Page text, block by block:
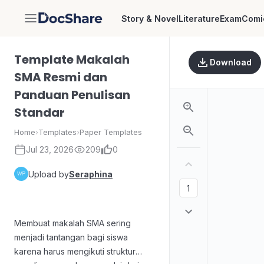
DocShare Story & NovelLiteratureExam
Template Makalah
SMA Resmi dan
Panduan Penulisan
Standar
Home›Templates›Paper Templates
Jul 23, 2026 209 0
Upload bySeraphina
Membuat makalah SMA sering
menjadi tantangan bagi siswa
karena harus mengikuti struktur
Download